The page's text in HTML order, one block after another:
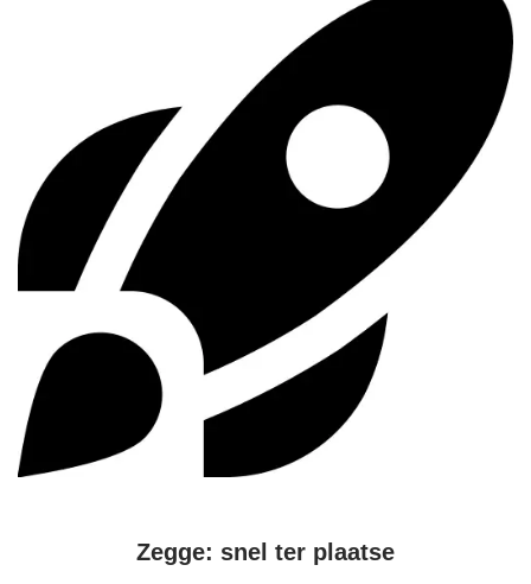
Zegge: snel ter plaatse